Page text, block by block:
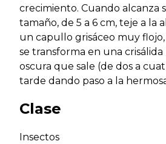
crecimiento. Cuando alcanza
tamaño, de 5 a 6 cm, teje a la
un capullo grisáceo muy
se transforma en una
oscura que sale (de dos a
tarde dando paso a la
Clase
Insectos